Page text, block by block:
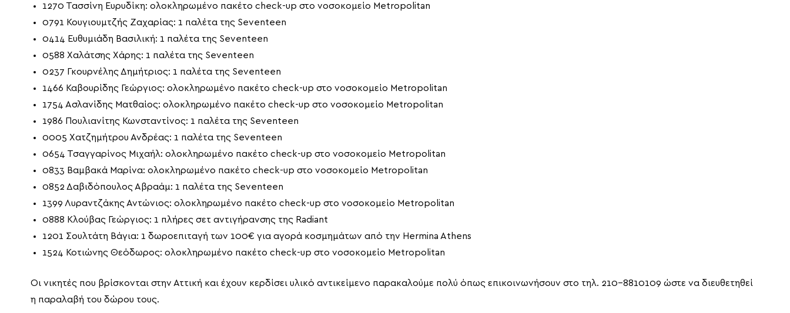
1270 Τασσίνη Ευρυδίκη: ολοκληρωμένο πακέτο check-up στο νοσοκομείο Metropolitan
0791 Κουγιουμτζής Ζαχαρίας: 1 παλέτα της Seventeen
0414 Ευθυμιάδη Βασιλική: 1 παλέτα της Seventeen
0588 Χαλάτσης Χάρης: 1 παλέτα της Seventeen
0237 Γκουρνέλης Δημήτριος: 1 παλέτα της Seventeen
1466 Καβουρίδης Γεώργιος: ολοκληρωμένο πακέτο check-up στο νοσοκομείο Metropolitan
1754 Ασλανίδης Ματθαίος: ολοκληρωμένο πακέτο check-up στο νοσοκομείο Metropolitan
1986 Πουλιανίτης Κωνσταντίνος: 1 παλέτα της Seventeen
0005 Χατζημήτρου Ανδρέας: 1 παλέτα της Seventeen
0654 Τσαγγαρίνος Μιχαήλ: ολοκληρωμένο πακέτο check-up στο νοσοκομείο Metropolitan
0833 Βαμβακά Μαρίνα: ολοκληρωμένο πακέτο check-up στο νοσοκομείο Metropolitan
0852 Δαβιδόπουλος Αβραάμ: 1 παλέτα της Seventeen
1399 Λυραντζάκης Αντώνιος: ολοκληρωμένο πακέτο check-up στο νοσοκομείο Metropolitan
0888 Κλούβας Γεώργιος: 1 πλήρες σετ αντιγήρανσης της Radiant
1201 Σουλτάτη Βάγια: 1 δωροεπιταγή των 100€ για αγορά κοσμημάτων από την Hermina Athens
1524 Κοτιώνης Θεόδωρος: ολοκληρωμένο πακέτο check-up στο νοσοκομείο Metropolitan
Οι νικητές που βρίσκονται στην Αττική και έχουν κερδίσει υλικό αντικείμενο παρακαλούμε πολύ όπως επικοινωνήσουν στο τηλ. 210-8810109 ώστε να διευθετηθεί
η παραλαβή του δώρου τους.